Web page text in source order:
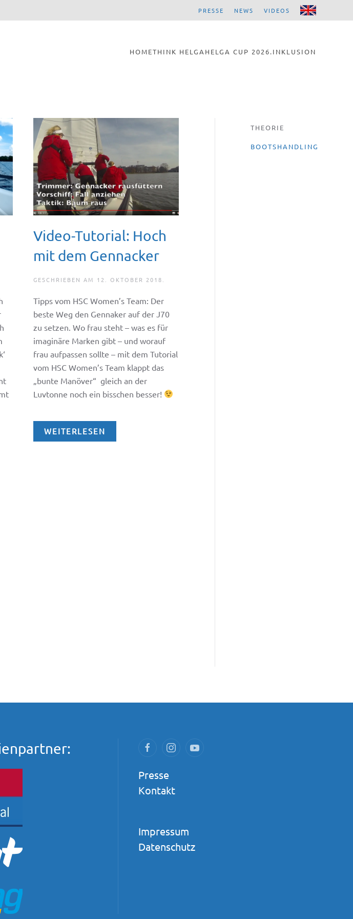
PRESSE NEWS VIDEOS
HOMETHINK HELGA HELGA CUP 2026.INKLUSION
Video-Tutorial: Hoch
mit dem Gennacker
GESCHRIEBEN AM 12. OKTOBER 2018
Tipps vom HSC Women’s Team: Der
beste Weg den Gennaker auf der J70
zu setzen. Wo frau steht – was es für
imaginäre Marken gibt – und worauf
frau aufpassen sollte – mit dem Tutorial
vom HSC Women’s Team klappt das
„bunte Manöver“ gleich an der
Luvtonne noch ein bisschen besser!
WEITERLESEN
THEORIE
BOOTSHANDLING
Presse
Kontakt
Impressum
Datenschutz